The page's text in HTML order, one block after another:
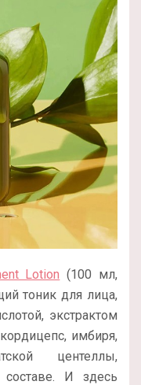
Lotion (100 мл,
тоник для лица,
экстрактом
имбиря,
центеллы,
составе. И здесь